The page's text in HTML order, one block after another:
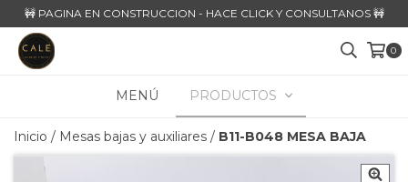
🚧 PAGINA EN CONSTRUCCION - HACE CLICK Y CONSULTANOS 🚧
0
MENÚ PRODUCTOS
Inicio / Mesas bajas y auxiliares / B11-B048 MESA BAJA